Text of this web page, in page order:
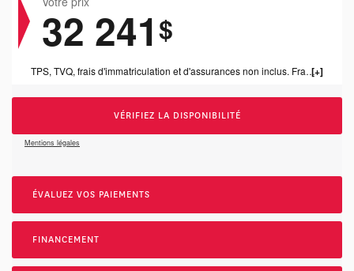
32 241$
TPS, TVQ, frais d'immatriculation et d'assurances non inclus. Frais de concessonnaire de 1199.00$ inclus.
VÉRIFIEZ LA DISPONIBILITÉ
Mentions légales
ÉVALUEZ VOS PAIEMENTS
FINANCEMENT